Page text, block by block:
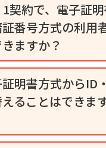
契約で、電子証
番号方式の利用
ますか？
明書方式からID
ることはできま